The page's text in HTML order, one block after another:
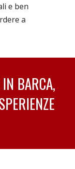
e ben
a
BARCA,